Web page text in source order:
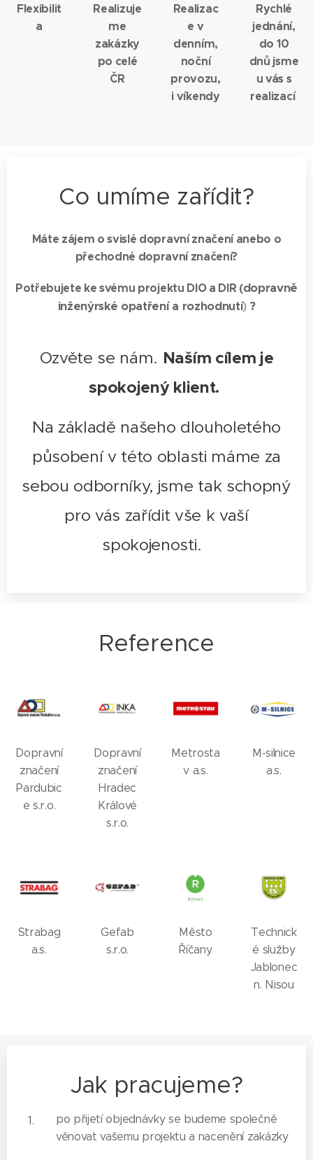
Flexibilit
a
Realizuje
me
zakázky
po celé
ČR
Realizac
e v
denním,
noční
provozu,
i víkendy
Rychlé
jednání,
do 10
dnů jsme
u vás s
realizací
Co umíme zařídit?
Máte zájem o svislé dopravní značení anebo o
přechodné dopravní značení?
Potřebujete ke svému projektu DIO a DIR (dopravně
inženýrské opatření a rozhodnutí) ?
Ozvěte se nám. Naším cílem je
spokojený klient.
Na základě našeho dlouholetého
působení v této oblasti máme za
sebou odborníky, jsme tak schopný
pro vás zařídit vše k vaší
spokojenosti.
Reference
Dopravní
značení
Pardubic
e s.r.o.
Dopravní
značení
Hradec
Králové
s.r.o.
Metrosta
v a.s.
M-silnice
a.s.
Strabag
a.s.
Gefab
s.r.o.
Město
Říčany
Technick
é služby
Jablonec
n. Nisou
Jak pracujeme?
po přijetí objednávky se budeme společně
věnovat vašemu projektu a nacenění zakázky